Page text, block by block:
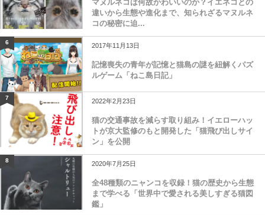
マヌルネコは何故かわいいのか？イエネコとの
違いから生態や進化まで、知られざるマヌルネ
コの秘密に迫...
6 2017年11月13日
記憶喪失の青年が記憶と猫島の謎を紐解くパズ
ルゲーム「ねこ島日記」
7 2022年2月23日
猫の交通事故を減らす取り組み！イエローハッ
トが京大監修のもと開発した「猫飛び出しサイ
ン」を公開
8 2020年7月25日
全48種類のニャンコを収録！猫の歴史から生態
まで学べる「世界中で愛される美しすぎる猫図
鑑」